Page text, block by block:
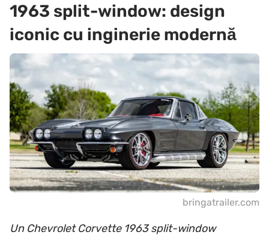
1963 split-window: design
iconic cu inginerie modernă
bringatrailer.com
Un Chevrolet Corvette 1963 split-window